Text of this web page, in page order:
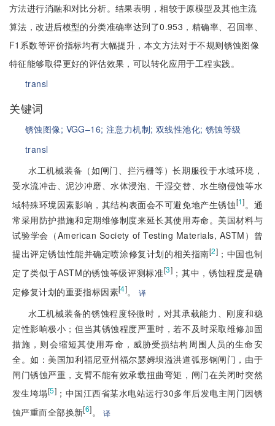
方法进行消融和对比分析。结果表明，相较于原模型及其他主流
算法，改进后模型的分类准确率达到了0.953，精确率、召回率、
F1系数等评价指标均有大幅提升，本文方法对于不规则锈蚀图像
特征能够取得更好的评估效果，可以转化应用于工程实践。
transl
关键词
锈蚀图像; VGG–16; 注意力机制; 双线性池化; 锈蚀等级
transl
水工机械装备（如闸门、拦污栅等）长期服役于水域环境，
受水流冲击、泥沙冲磨、水体浸泡、干湿交替、水生物侵蚀等水
域特殊环境因素影响，其结构表面会不可避免地产生锈蚀[1]。通
常采用防护措施和定期维修制度来延长其使用寿命。美国材料与
试验学会（American Society of Testing Materials, ASTM）曾
提出评定锈蚀性能并确定喷涂修复计划的相关指南[2] ；中国也制
定了类似于ASTM的锈蚀等级评测标准[3] ；其中，锈蚀程度是确
定修复计划的重要指标因素[4]。译
水工机械装备的锈蚀程度轻微时，对其承载能力、刚度和稳
定性影响极小；但当其锈蚀程度严重时，若不及时采取维修加固
措施，则会缩短其使用寿命，威胁受损结构周围人员的生命安
全。如：美国加利福尼亚州福尔瑟姆坝溢洪道弧形钢闸门，由于
闸门锈蚀严重，支臂不能有效承载扭曲弯矩，闸门在关闭时突然
发生垮塌[5] ；中国江西省某水电站运行30多年后发电主闸门因锈
蚀严重而全部换新[6]。译